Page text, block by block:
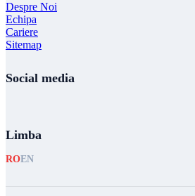
Despre Noi
Echipa
Cariere
Sitemap
Social media
Limba
ROEN